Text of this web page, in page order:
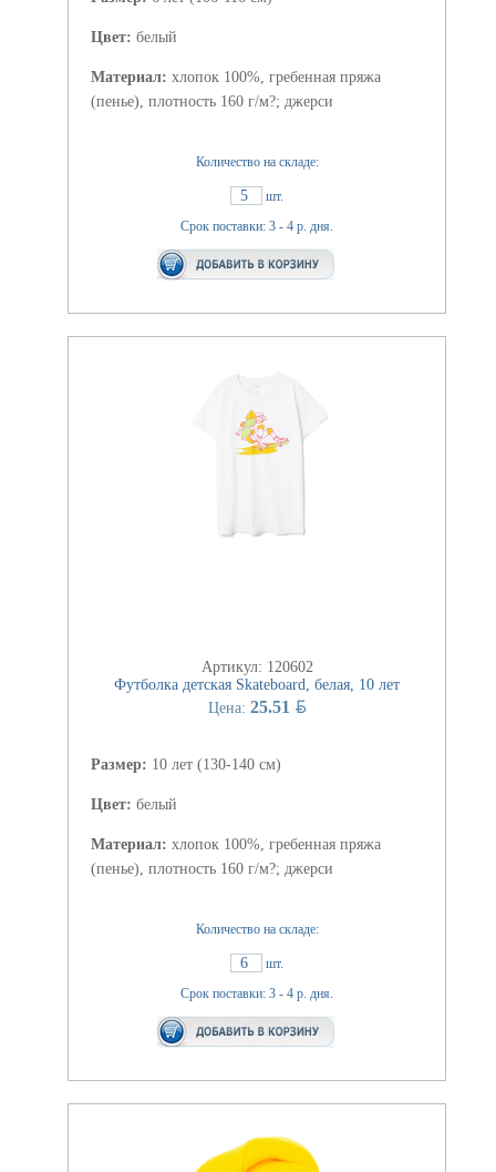
Цвет: белый
Материал: хлопок 100%, гребенная пряжа
(пенье), плотность 160 г/м?; джерси
Количество на складе:
5
шт.
Срок поставки: 3 - 4 р. дня.
Артикул: 120602
Футболка детская Skateboard, белая, 10 лет
Цена: 25.51 BYN
Размер: 10 лет (130-140 см)
Цвет: белый
Материал: хлопок 100%, гребенная пряжа
(пенье), плотность 160 г/м?; джерси
Количество на складе:
6
шт.
Срок поставки: 3 - 4 р. дня.